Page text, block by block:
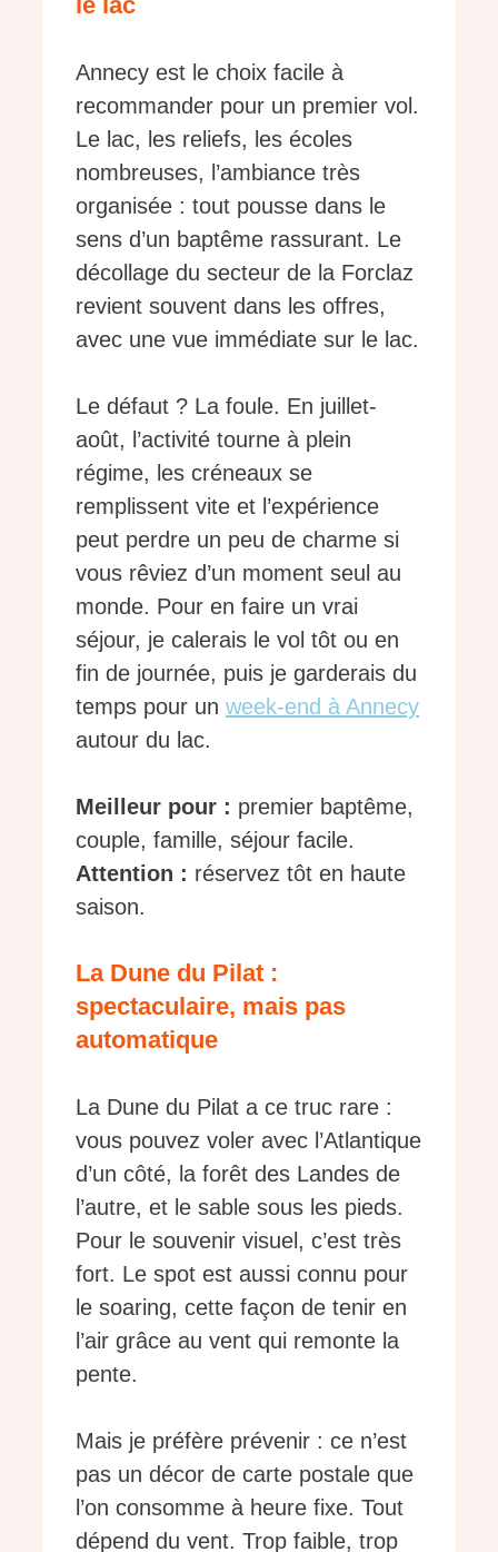
Annecy est le choix facile à
recommander pour un premier vol.
Le lac, les reliefs, les écoles
nombreuses, l’ambiance très
organisée : tout pousse dans le
sens d’un baptême rassurant. Le
décollage du secteur de la Forclaz
revient souvent dans les offres,
avec une vue immédiate sur le lac.
Le défaut ? La foule. En juillet-
août, l’activité tourne à plein
régime, les créneaux se
remplissent vite et l’expérience
peut perdre un peu de charme si
vous rêviez d’un moment seul au
monde. Pour en faire un vrai
séjour, je calerais le vol tôt ou en
fin de journée, puis je garderais du
temps pour un week-end à Annecy
autour du lac.
Meilleur pour : premier baptême,
couple, famille, séjour facile.
Attention : réservez tôt en haute
saison.
La Dune du Pilat :
spectaculaire, mais pas
automatique
La Dune du Pilat a ce truc rare :
vous pouvez voler avec l’Atlantique
d’un côté, la forêt des Landes de
l’autre, et le sable sous les pieds.
Pour le souvenir visuel, c’est très
fort. Le spot est aussi connu pour
le soaring, cette façon de tenir en
l’air grâce au vent qui remonte la
pente.
Mais je préfère prévenir : ce n’est
pas un décor de carte postale que
l’on consomme à heure fixe. Tout
dépend du vent. Trop faible, trop